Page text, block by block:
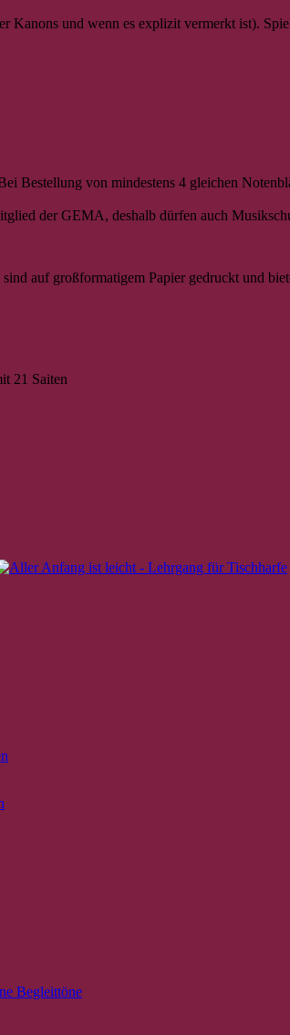
Kanons und wenn es explizit vermerkt ist).
Bestellung von mindestens 4 gleichen
der GEMA, deshalb dürfen auch
auf großformatigem Papier gedruckt und
21 Saiten
Begleittöne